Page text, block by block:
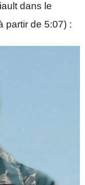
dans le
partir de 5:07) :